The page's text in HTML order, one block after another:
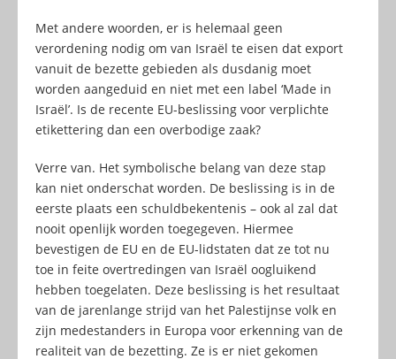
Met andere woorden, er is helemaal geen
verordening nodig om van Israël te eisen dat export
vanuit de bezette gebieden als dusdanig moet
worden aangeduid en niet met een label ‘Made in
Israël’. Is de recente EU-beslissing voor verplichte
etikettering dan een overbodige zaak?
Verre van. Het symbolische belang van deze stap
kan niet onderschat worden. De beslissing is in de
eerste plaats een schuldbekentenis – ook al zal dat
nooit openlijk worden toegegeven. Hiermee
bevestigen de EU en de EU-lidstaten dat ze tot nu
toe in feite overtredingen van Israël oogluikend
hebben toegelaten. Deze beslissing is het resultaat
van de jarenlange strijd van het Palestijnse volk en
zijn medestanders in Europa voor erkenning van de
realiteit van de bezetting. Ze is er niet gekomen